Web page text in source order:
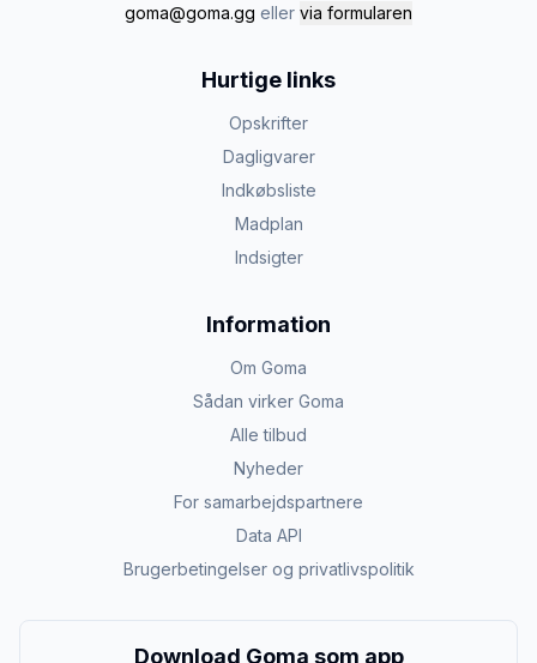
goma@goma.gg eller via formularen
Hurtige links
Opskrifter
Dagligvarer
Indkøbsliste
Madplan
Indsigter
Information
Om Goma
Sådan virker Goma
Alle tilbud
Nyheder
For samarbejdspartnere
Data API
Brugerbetingelser og privatlivspolitik
Download Goma som app